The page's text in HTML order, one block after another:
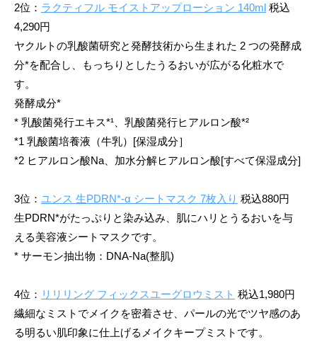
2位： ラクティフル モイストアップローション 140ml 税込
4,290円
ヤクルトの乳酸菌研究と発酵技術から生まれた 2 つの発酵成
分*を配合し、もっちりとしたうるおいが広がる化粧⽔で
す。
発酵成分*
* 乳酸菌発行エキス*¹、乳酸菌発行ヒアルロン酸*²
*1 乳酸菌培養液（牛乳）[保湿成分］
*2 ヒアルロン酸Na、加水分解ヒアルロン酸[すべて保湿成分]
3位： ユンス 生PDRN*-α シートマスク 7枚入り 税込880円
生PDRN*がたっぷりと染み込み、肌にハリとうるおいを与
える美容液シートマスクです。
* サーモン抽出物：DNA-Na(整肌)
4位： リリリング フィックスユーグロウミスト 税込1,980円
繊細なミストでメイクを密着させ、パールの光でツヤ感のあ
る明るい肌印象に仕上げるメイクキープミストです。